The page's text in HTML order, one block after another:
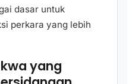
dasar untuk
perkara yang lebih
yang